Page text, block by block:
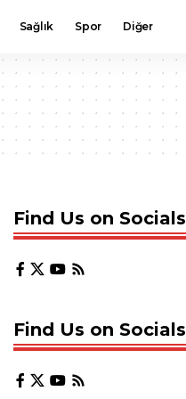
Sağlık Spor Diğer
Find Us on Socials
Find Us on Socials